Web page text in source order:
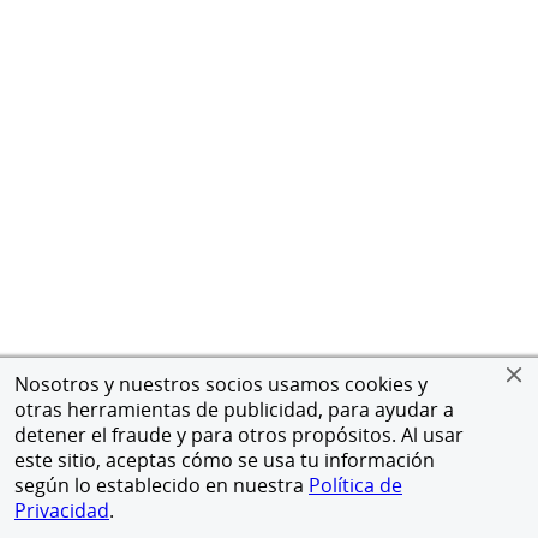
Nosotros y nuestros socios usamos cookies y
otras herramientas de publicidad, para ayudar a
detener el fraude y para otros propósitos. Al usar
este sitio, aceptas cómo se usa tu información
según lo establecido en nuestra Política de
Privacidad.